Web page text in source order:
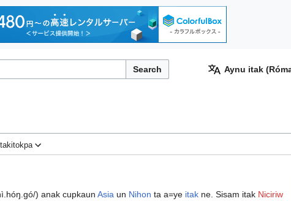
Search Aynu itak
) anak cupkaun Asia un Nihon ta a=ye itak ne. Sisam itak Niciriw